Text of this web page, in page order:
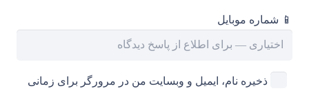
📱 شماره موبایل
ذخیره نام، ایمیل و وبسایت من در مرورگر برای زمانی